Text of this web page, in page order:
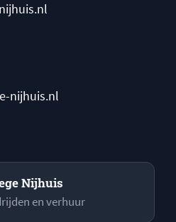
nijhuis.nl
Nijhuis
en verhuur